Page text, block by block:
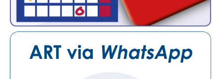
CURSOS
ENGENHEIRO EMPREENDEDOR